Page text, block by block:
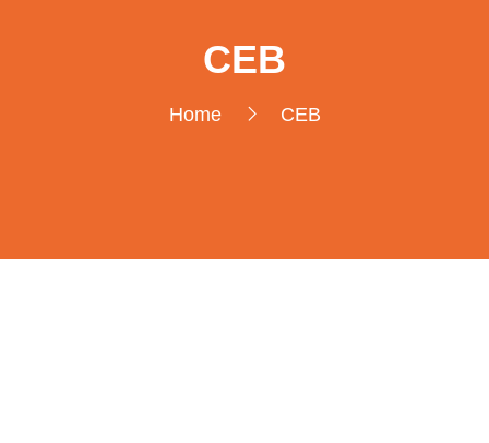
CEB
Home CEB